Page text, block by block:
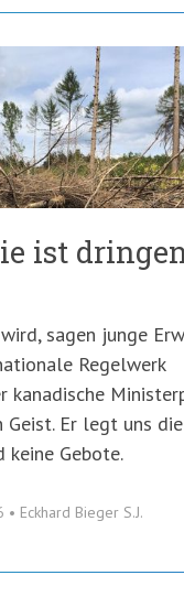
ist
sagen junge
Regelwerk
kanadische
Geist. Er legt uns die
keine Gebote.
• Eckhard Bieger S.J.